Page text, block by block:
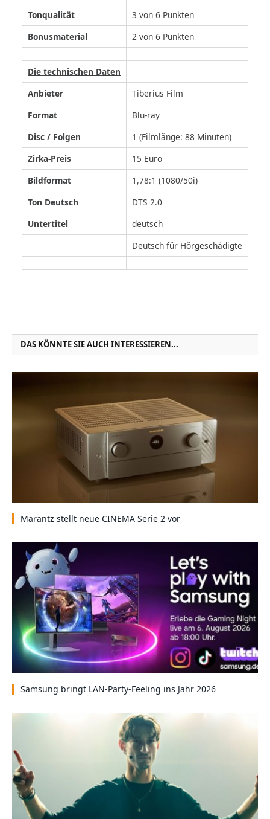
Tonqualität
3 von 6 Punkten
Bonusmaterial
2 von 6 Punkten
Die technischen Daten
Anbieter
Tiberius Film
Format
Blu-ray
Disc / Folgen
1 (Filmlänge: 88 Minuten)
Zirka-Preis
15 Euro
Bildformat
1,78:1 (1080/50i)
Ton Deutsch
DTS 2.0
Untertitel
deutsch
Deutsch für Hörgeschädigte
DAS KÖNNTE SIE AUCH INTERESSIEREN...
Marantz stellt neue CINEMA Serie 2 vor
Samsung bringt LAN-Party-Feeling ins Jahr 2026